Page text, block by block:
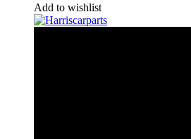
Add to wishlist